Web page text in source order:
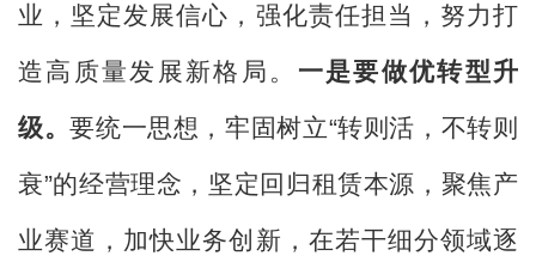
业，坚定发展信心，强化责任担当，努力打
造高质量发展新格局。 一是要做优转型升
级。要统一思想，牢固树立“转则活，不转则
衰”的经营理念，坚定回归租赁本源，聚焦产
业赛道，加快业务创新，在若干细分领域逐